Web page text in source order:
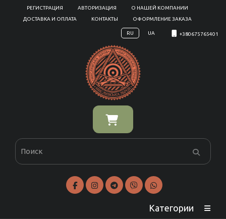
РЕГИСТРАЦИЯ АВТОРИЗАЦИЯ
О НАШЕЙ КОМПАНИИ
ДОСТАВКА И ОПЛАТА
КОНТАКТЫ ОФОРМЛЕНИЕ ЗАКАЗА
RU UA +380675765401
Категории